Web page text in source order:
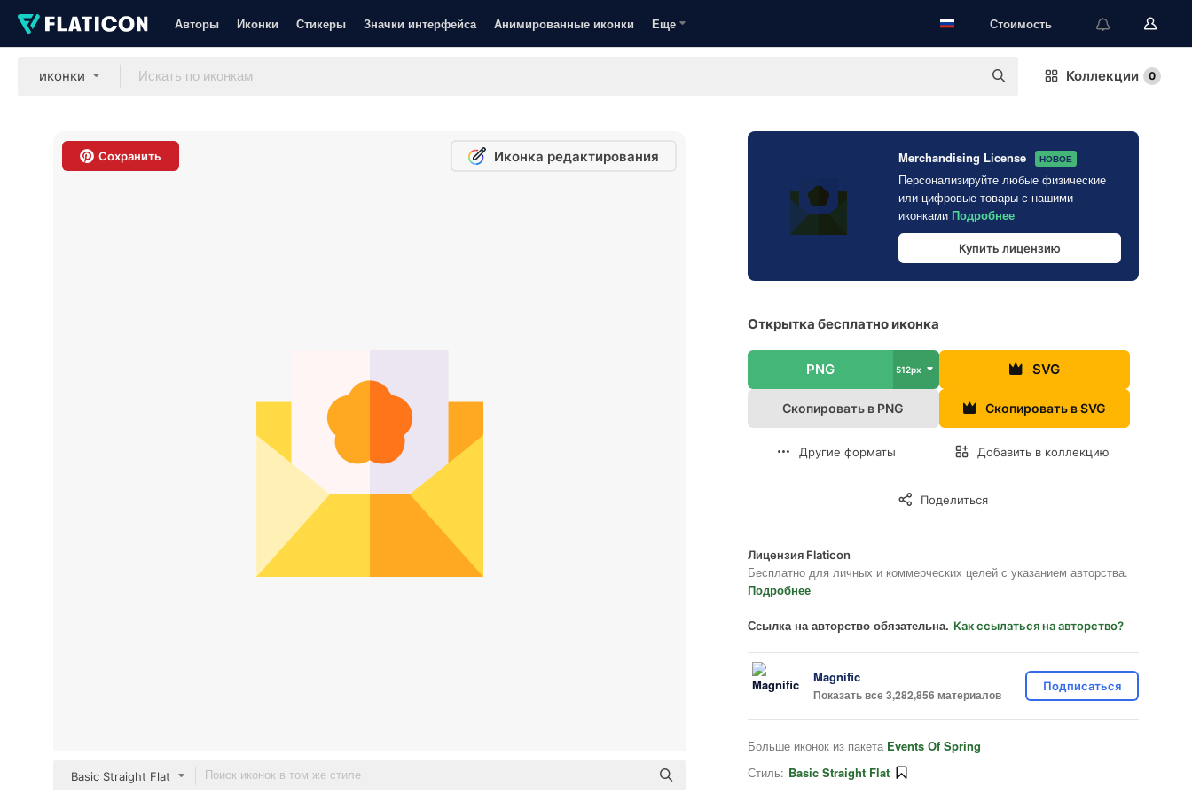
Авторы Иконки Стикеры Значки интерфейса Анимированные иконки Еще Стоимость
иконки Коллекции 0
Сохранить Иконка редактирования
Basic Straight Flat
Merchandising License НОВОЕ
Персонализируйте любые физические
или цифровые товары с нашими
иконками Подробнее
Купить лицензию
Открытка бесплатно иконка
PNG 512px SVG
Скопировать в PNG Скопировать в SVG
Другие форматы Добавить в коллекцию
Поделиться
Лицензия Flaticon
Бесплатно для личных и коммерческих целей с указанием авторства.
Подробнее
Ссылка на авторство обязательна. Как ссылаться на авторство?
Magnific
Показать все 3,282,856 материалов
Подписаться
Больше иконок из пакета Events Of Spring
Стиль: Basic Straight Flat